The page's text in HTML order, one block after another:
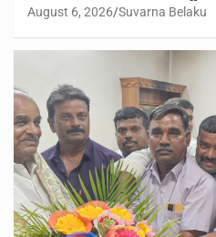
August 6, 2026 Suvarna Belaku